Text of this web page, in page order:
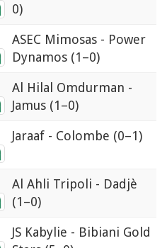
0)
ASEC Mimosas - Power
Dynamos (1–0)
Al Hilal Omdurman -
Jamus (1–0)
Jaraaf - Colombe (0–1)
Al Ahli Tripoli - Dadjè
(1–0)
JS Kabylie - Bibiani Gold